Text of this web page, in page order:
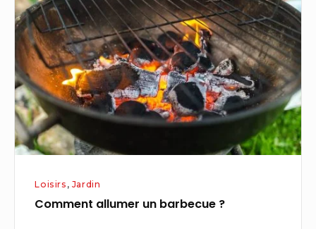
un
barbecue
Loisirs , Jardin
Comment allumer un barbecue ?